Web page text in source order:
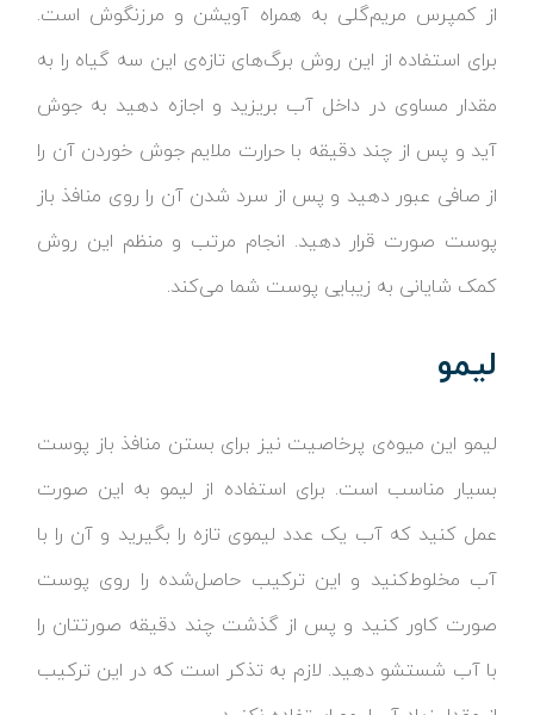
از کمپرس مریم‌گلی به همراه آویشن و مرزنگوش است.
برای استفاده از این روش برگ‌های تازه‌ی این سه گیاه را به
مقدار مساوی در داخل آب بریزید و اجازه دهید به جوش
آید و پس از چند دقیقه با حرارت ملایم جوش خوردن آن را
از صافی عبور دهید و پس از سرد شدن آن را روی منافذ باز
پوست صورت قرار دهید. انجام مرتب و منظم این روش
کمک شایانی به زیبایی پوست شما می‌کند.
لیمو
لیمو این میوه‌ی پرخاصیت نیز برای بستن منافذ باز پوست
بسیار مناسب است. برای استفاده از لیمو به این صورت
عمل کنید که آب یک عدد لیموی تازه را بگیرید و آن را با
آب مخلوط‌کنید و این ترکیب حاصل‌شده را روی پوست
صورت کاور کنید و پس از گذشت چند دقیقه صورتتان را
با آب شستشو دهید. لازم به تذکر است که در این ترکیب